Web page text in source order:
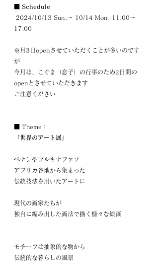
■ Schedule
2024/10/13 Sun.～ 10/14 Mon. 11:00～
17:00
※月3日openさせていただくことが多いのです
が
今月は、こぐま（息子）の行事のため2日間の
openとさせていただきます
ご注意ください
■ Theme：
「世界のアート展」
ベナンやブルキナファソ
アフリカ各地から集まった
伝統技法を用いたアートに
現代の画家たちが
独自に編み出した画法で描く様々な絵画
モチーフは抽象的な物から
伝統的な暮らしの風景